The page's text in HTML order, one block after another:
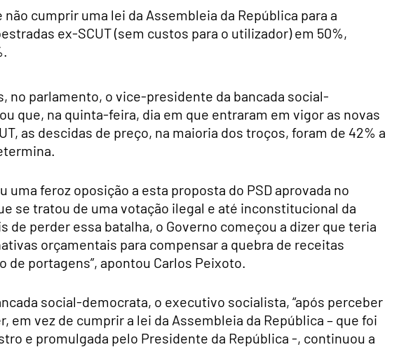
não cumprir uma lei da Assembleia da República para a
ex-SCUT (sem custos para o utilizador) em 50%,
no parlamento, o vice-presidente da bancada social-
que, na quinta-feira, dia em que entraram em vigor as novas
as descidas de preço, na maioria dos troços, foram de 42% a
uma feroz oposição a esta proposta do PSD aprovada no
se tratou de uma votação ilegal e até inconstitucional da
de perder essa batalha, o Governo começou a dizer que teria
orçamentais para compensar a quebra de receitas
de portagens”, apontou Carlos Peixoto.
social-democrata, o executivo socialista, “após perceber
em vez de cumprir a lei da Assembleia da República – que foi
e promulgada pelo Presidente da República -, continuou a